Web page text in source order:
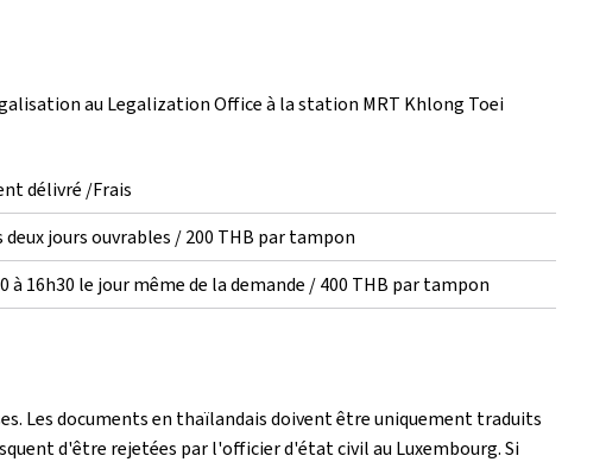
au Legalization Office à la station MRT Khlong Toei
délivré /Frais
deux jours ouvrables / 200 THB par tampon
à 16h30 le jour même de la demande / 400 THB par tampon
Les documents en thaïlandais doivent être uniquement traduits
d'être rejetées par l'officier d'état civil au Luxembourg. Si